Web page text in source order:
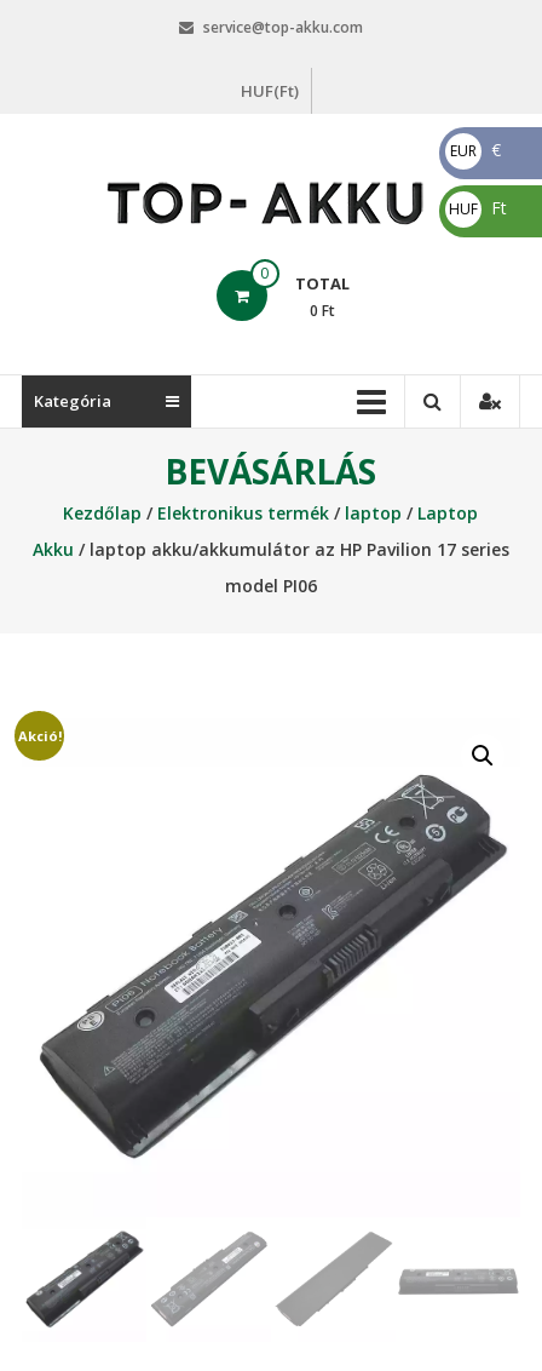
service@top-akku.com
HUF(Ft)
akku.com
0 TOTAL
0 Ft
Kategória
BEVÁSÁRLÁS
Kezdőlap / Elektronikus termék / laptop / Laptop
Akku / laptop akku/akkumulátor az HP Pavilion 17 series
model PI06
Akció!
EUR
€
€
HUF
Ft
Ft